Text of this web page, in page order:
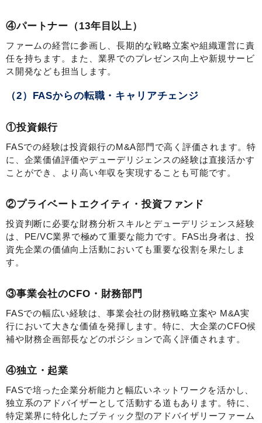
④パートナー（13年目以上）
ファームの経営に参画し、長期的な戦略立案や組織運営に責
任を持ちます。また、業界でのプレゼンス向上や新規サービ
ス開発なども担当します。
（2）FASからの転職・キャリアチェンジ
①投資銀行
FASでの経験は投資銀行のM&A部門で高く評価されます。特
に、企業価値評価やデューデリジェンスの経験は直接活かす
ことができ、より高い年収を実現することも可能です。
②プライベートエクイティ・投資ファンド
投資判断に必要な財務分析スキルとデューデリジェンス経験
は、PE/VC業界で極めて重要な能力です。FAS出身者は、投
資先企業の価値向上活動においても重要な役割を果たしま
す。
③事業会社のCFO・財務部門
FASでの幅広い経験は、事業会社の財務戦略立案や M&A実
行において大きな価値を発揮します。特に、大企業のCFO候
補や財務企画部長などのポジションで高く評価されます。
④独立・起業
FASで培った企業分析能力と幅広いネットワークを活かし、
独立系のアドバイザーとして活動する道もあります。特に、
特定業界に特化したブティック型のアドバイザリーファーム